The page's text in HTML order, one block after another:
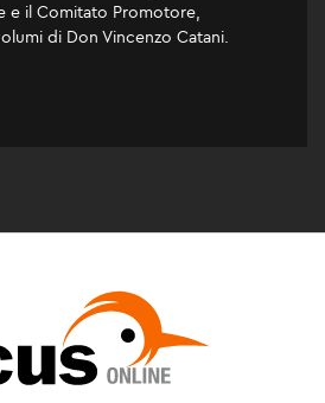
e il Comitato Promotore,
di Don Vincenzo Catani.